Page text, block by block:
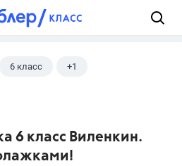
6 класс +1
6 класс Виленкин.